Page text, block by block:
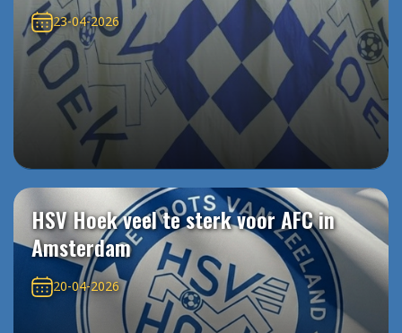
23-04-2026
HSV Hoek veel te sterk voor AFC in
Amsterdam
20-04-2026